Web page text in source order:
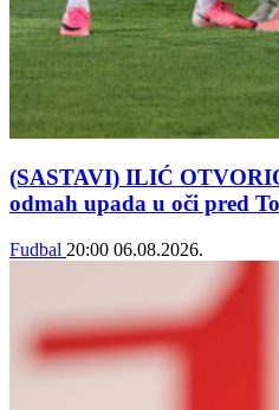
(SASTAVI) ILIĆ
odmah upada u oči pred
Fudbal 20:00 06.08.2026.